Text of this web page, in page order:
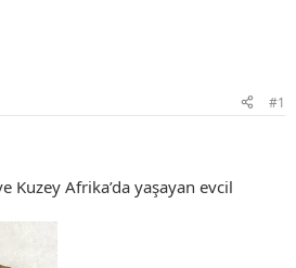
#1
Kuzey Afrika’da yaşayan evcil